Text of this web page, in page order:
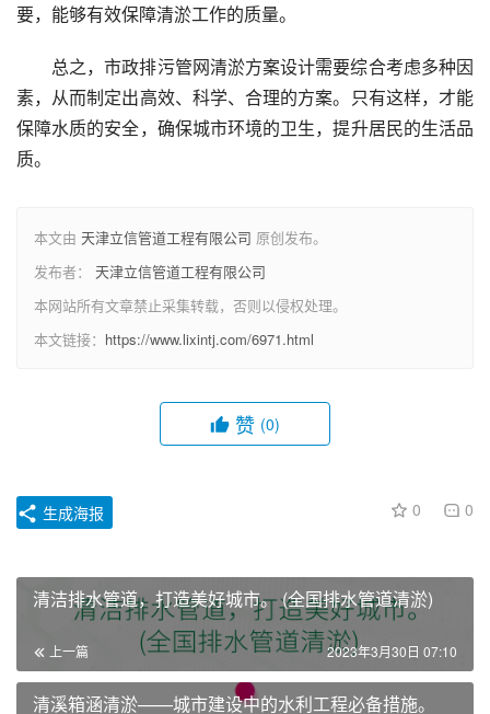
要，能够有效保障清淤工作的质量。
总之，市政排污管网清淤方案设计需要综合考虑多种因
素，从而制定出高效、科学、合理的方案。只有这样，才能
保障水质的安全，确保城市环境的卫生，提升居民的生活品
质。
本文由 天津立信管道工程有限公司 原创发布。
发布者： 天津立信管道工程有限公司
本网站所有文章禁止采集转载，否则以侵权处理。
本文链接： https://www.lixintj.com/6971.html
赞 (0)
0 0
生成海报
清洁排水管道，打造美好城市。 (全国排水管道清淤)
上一篇 2023年3月30日 07:10
清溪箱涵清淤——城市建设中的水利工程必备措施。